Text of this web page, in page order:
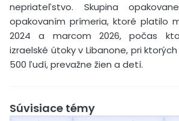
nepriateľstvo. Skupina
opakovaním prímeria, ktoré platilo
2024 a marcom 2026, počas
izraelské útoky v Libanone, pri
500 ľudí, prevažne žien a detí.
Súvisiace témy